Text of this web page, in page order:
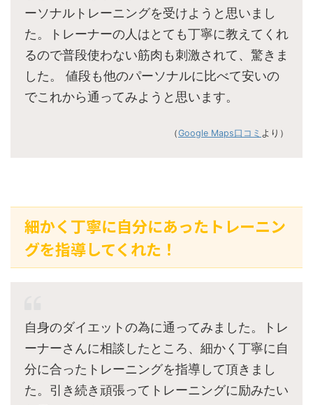
ーソナルトレーニングを受けようと思いまし
た。トレーナーの人はとても丁寧に教えてくれ
るので普段使わない筋肉も刺激されて、驚きま
した。 値段も他のパーソナルに比べて安いの
でこれから通ってみようと思います。
（Google Maps口コミ より）
細かく丁寧に自分にあったトレーニン
グを指導してくれた！
自身のダイエットの為に通ってみました。トレ
ーナーさんに相談したところ、細かく丁寧に自
分に合ったトレーニングを指導して頂きまし
た。引き続き頑張ってトレーニングに励みたい